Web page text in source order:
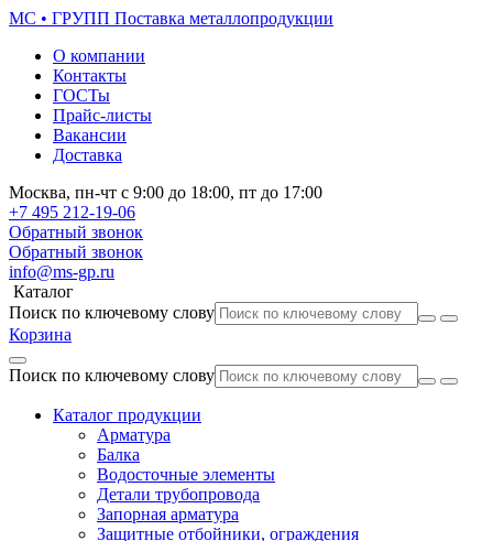
МС • ГРУПП Поставка металлопродукции
О компании
Контакты
ГОСТы
Прайс-листы
Вакансии
Доставка
Москва, пн-чт с 9:00 до 18:00, пт до 17:00
+7 495 212-19-06
Обратный звонок
Обратный звонок
info@ms-gp.ru
Каталог
Поиск по ключевому слову
Корзина
Поиск по ключевому слову
Каталог продукции
Арматура
Балка
Водосточные элементы
Детали трубопровода
Запорная арматура
Защитные отбойники, ограждения